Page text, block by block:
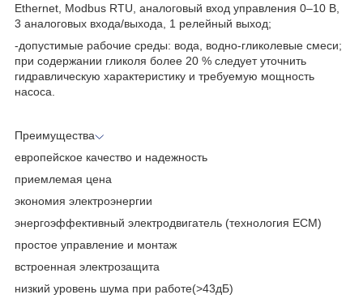
Ethernet, Modbus RTU, аналоговый вход управления 0–10 В,
3 аналоговых входа/выхода, 1 релейный выход;
-допустимые рабочие среды: вода, водно-гликолевые смеси;
при содержании гликоля более 20 % следует уточнить
гидравлическую характеристику и требуемую мощность
насоса.
Преимущества
европейское качество и надежность
приемлемая цена
экономия электроэнергии
энергоэффективный электродвигатель (технология ECM)
простое управление и монтаж
встроенная электрозащита
низкий уровень шума при работе(>43дБ)